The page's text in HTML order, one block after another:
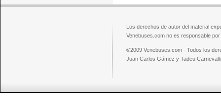
Los derechos de autor del material
Venebuses.com no es responsable
©2009 Venebuses.com - Todos los
Juan Carlos Gámez y Tadeu Carnevalli